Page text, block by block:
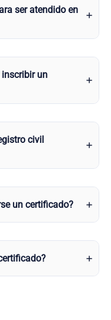
ser atendido en
un
civil
un certificado?